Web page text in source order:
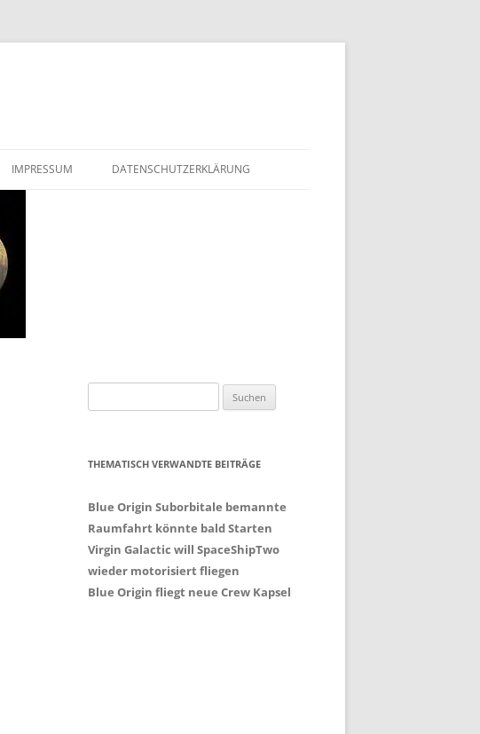
IMPRESSUM DATENSCHUTZERKLÄRUNG
nach:
THEMATISCH VERWANDTE BEITRÄGE
Blue Origin Suborbitale bemannte
Raumfahrt könnte bald Starten
Virgin Galactic will SpaceShipTwo
wieder motorisiert fliegen
Blue Origin fliegt neue Crew Kapsel